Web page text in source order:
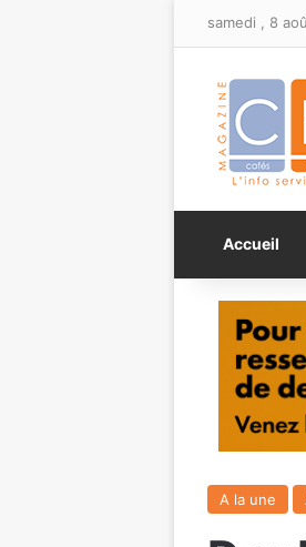
samedi , 8
Accueil
A la une